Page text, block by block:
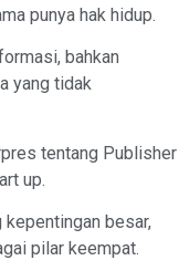
punya hak hidup.
bahkan
yang tidak
tentang Publisher
up.
besar,
pilar keempat.